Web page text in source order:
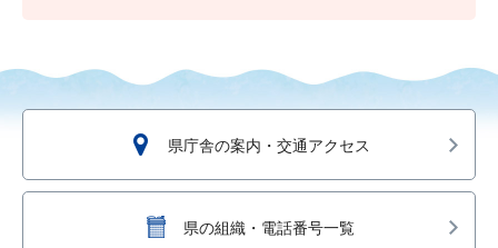
県庁舎の案内・交通アクセス
県の組織・電話番号一覧